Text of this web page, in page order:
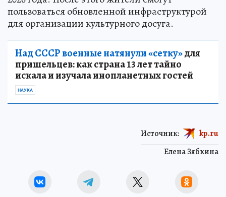
пользоваться обновленной инфраструктурой
для организации культурного досуга.
Над СССР военные натянули «сетку»для
пришельцев: как страна 13 лет тайно
искала и изучала инопланетных гостей
НАУКА
Елена Зябкина
Источник: kp.ru